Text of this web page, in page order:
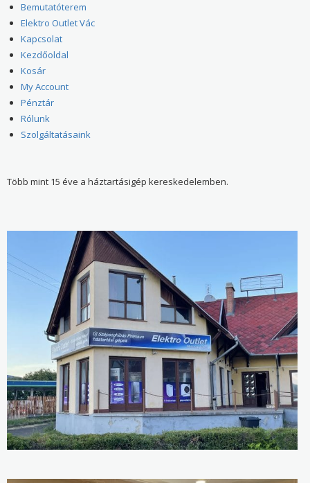
Bemutatóterem
Elektro Outlet Vác
Kapcsolat
Kezdőoldal
Kosár
My Account
Pénztár
Rólunk
Szolgáltatásaink
Több mint 15 éve a háztartásigép kereskedelemben.